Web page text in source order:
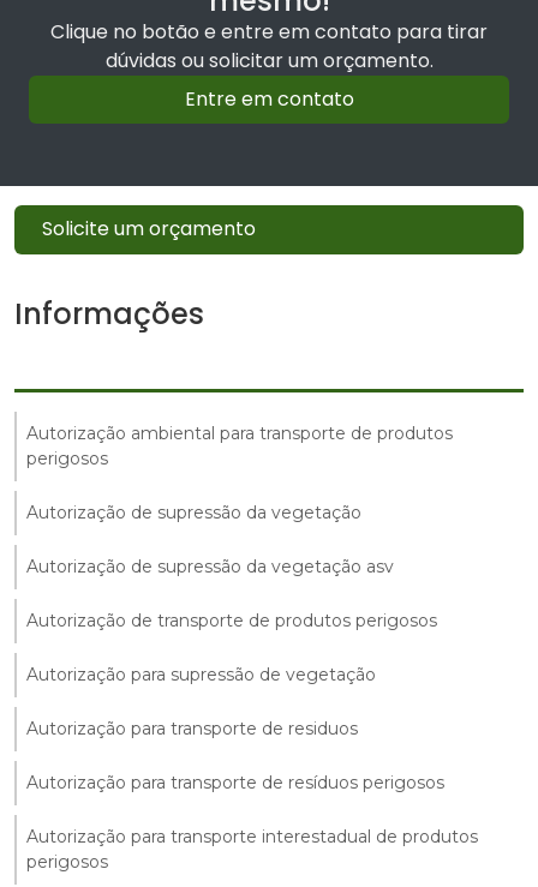
Clique no botão e entre em contato para tirar
dúvidas ou solicitar um orçamento.
Entre em contato
Solicite um orçamento
Informações
Autorização ambiental para transporte de produtos
perigosos
Autorização de supressão da vegetação
Autorização de supressão da vegetação asv
Autorização de transporte de produtos perigosos
Autorização para supressão de vegetação
Autorização para transporte de residuos
Autorização para transporte de resíduos perigosos
Autorização para transporte interestadual de produtos
perigosos